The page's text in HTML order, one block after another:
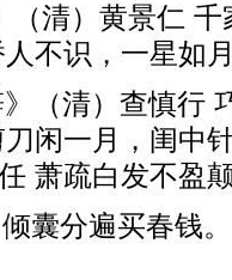
（清）黄景仁
不识，一星如
（清）查慎行
闲一月，闺中
萧疏白发不盈
囊分遍买春钱